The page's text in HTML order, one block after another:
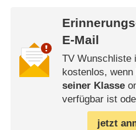
E-Mail
TV Wunschliste
kostenlos, wenn
seiner Klasse
verfügbar ist
jetzt